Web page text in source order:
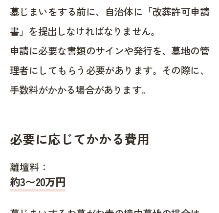
墓じまいをする前に、自治体に「改葬許可申請
書」を提出しなければなりません。
申請に必要な書類のサインや発行を、墓地の管
理者にしてもらう必要があります。その際に、
手数料がかかる場合があります。
必要に応じてかかる費用
離壇料：
約3〜20万円